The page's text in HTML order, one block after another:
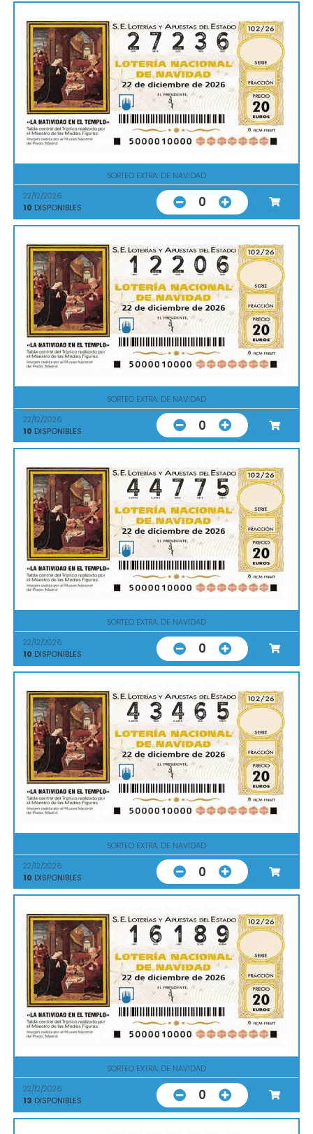
SORTEO EXTRA. DE NAVIDAD
22/12/2026
10 DISPONIBLES 0
SORTEO EXTRA. DE NAVIDAD
22/12/2026
10 DISPONIBLES 0
SORTEO EXTRA. DE NAVIDAD
22/12/2026
10 DISPONIBLES 0
SORTEO EXTRA. DE NAVIDAD
22/12/2026
10 DISPONIBLES 0
SORTEO EXTRA. DE NAVIDAD
22/12/2026
13 DISPONIBLES 0